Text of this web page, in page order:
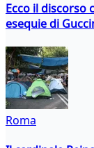
Ecco il discorso
esequie di
Roma